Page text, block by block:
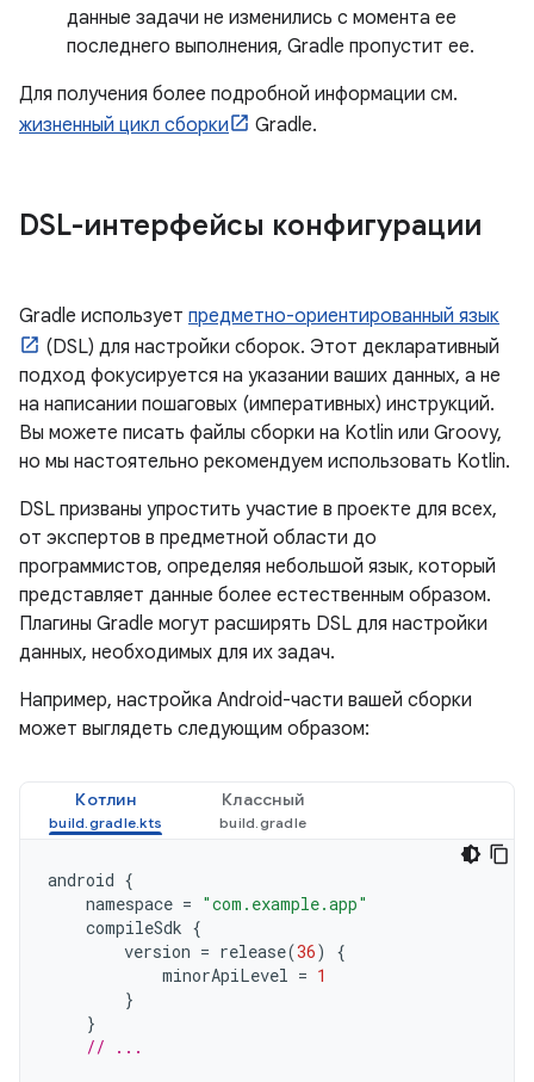
данные задачи не изменились с момента ее
последнего выполнения, Gradle пропустит ее.
Для получения более подробной информации см.
жизненный цикл сборки
Gradle.
DSL-интерфейсы конфигурации
Gradle использует предметно-ориентированный язык
(DSL) для настройки сборок. Этот декларативный
подход фокусируется на указании ваших данных, а не
на написании пошаговых (императивных) инструкций.
Вы можете писать файлы сборки на Kotlin или Groovy,
но мы настоятельно рекомендуем использовать Kotlin.
DSL призваны упростить участие в проекте для всех,
от экспертов в предметной области до
программистов, определяя небольшой язык, который
представляет данные более естественным образом.
Плагины Gradle могут расширять DSL для настройки
данных, необходимых для их задач.
Например, настройка Android-части вашей сборки
может выглядеть следующим образом:
Котлин Классный
android {
namespace = "com.example.app"
compileSdk {
version = release(36)
{
minorApiLevel = 1
}
}
// ...